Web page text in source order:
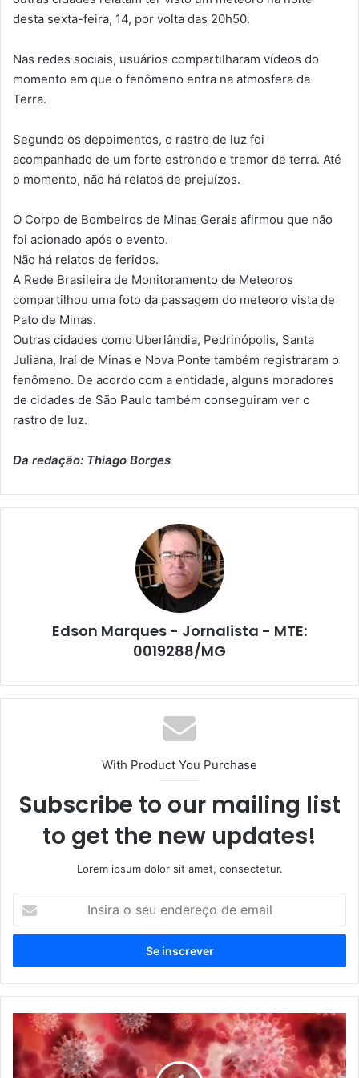
desta sexta-feira, 14, por volta das 20h50.
Nas redes sociais, usuários compartilharam vídeos do
momento em que o fenômeno entra na atmosfera da
Terra.
Segundo os depoimentos, o rastro de luz foi
acompanhado de um forte estrondo e tremor de terra. Até
o momento, não há relatos de prejuízos.
O Corpo de Bombeiros de Minas Gerais afirmou que não
foi acionado após o evento.
Não há relatos de feridos.
A Rede Brasileira de Monitoramento de Meteoros
compartilhou uma foto da passagem do meteoro vista de
Pato de Minas.
Outras cidades como Uberlândia, Pedrinópolis, Santa
Juliana, Iraí de Minas e Nova Ponte também registraram o
fenômeno. De acordo com a entidade, alguns moradores
de cidades de São Paulo também conseguiram ver o
rastro de luz.
Da redação: Thiago Borges
Edson Marques - Jornalista - MTE:
0019288/MG
With Product You Purchase
Subscribe to our mailing list
to get the new updates!
Lorem ipsum dolor sit amet, consectetur.
seu
de
email
Prefeitura
suspende
festas